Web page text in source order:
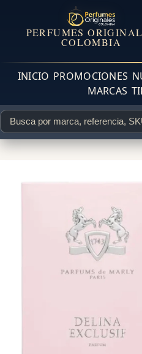
PERFUMES
COLOMBIA
INICIO PROMOCIONES
MARCAS